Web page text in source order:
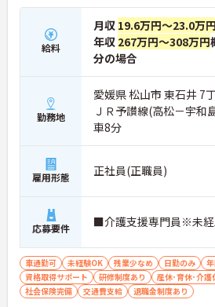
給料
月収 19.6万円～23.0万円
年収 267万円～308万円
分の場合
勤務地
愛媛県 松山市 東石井 7
ＪＲ予讃線(高松－宇和
車8分
雇用形態 正社員(正職員)
応募要件 ■介護支援専門員※未
車通勤可 未経験OK 残業少なめ 日勤のみ
資格取得サポート
研修制度あり
産休･育休･介護
社会保険完備
交通費支給 退職金制度あり